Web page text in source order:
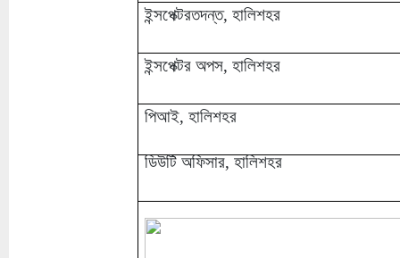
ইন্সপেক্টরতদন্ত, হালিশহর
ইন্সপেক্টর অপস, হালিশহর
পিআই, হালিশহর
ডিউটি অফিসার, হালিশহর